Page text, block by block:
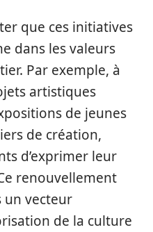
que ces initiatives
dans les valeurs
Par exemple, à
artistiques
de jeunes
de création,
d’exprimer leur
renouvellement
un vecteur
de la culture